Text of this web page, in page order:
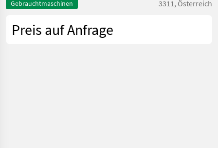
Gebrauchtmaschinen 3311, Österreich
Preis auf Anfrage